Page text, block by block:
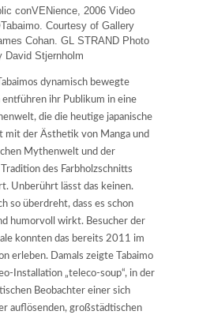
conVENience, 2006 Video
Courtesy of Gallery
Cohan. GL STRAND Photo
David Stjernholm
dynamisch bewegte
entführen ihr Publikum in eine
die die heutige japanische
mit der Ästhetik von Manga und
Mythenwelt und der
des Farbholzschnitts
Unberührt lässt das keinen.
so überdreht, dass es schon
humorvoll wirkt. Besucher der
konnten das bereits 2011 im
erleben. Damals zeigte Tabaimo
Installation „teleco-soup“, in der
Beobachter einer sich
auflösenden, großstädtischen